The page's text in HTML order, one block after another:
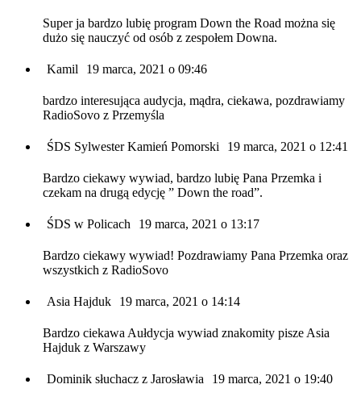
Super ja bardzo lubię program Down the Road można się
dużo się nauczyć od osób z zespołem Downa.
Kamil 19 marca, 2021 o 09:46
bardzo interesująca audycja, mądra, ciekawa, pozdrawiamy
RadioSovo z Przemyśla
ŚDS Sylwester Kamień Pomorski 19 marca, 2021 o 12:41
Bardzo ciekawy wywiad, bardzo lubię Pana Przemka i
czekam na drugą edycję ” Down the road”.
ŚDS w Policach 19 marca, 2021 o 13:17
Bardzo ciekawy wywiad! Pozdrawiamy Pana Przemka oraz
wszystkich z RadioSovo
Asia Hajduk 19 marca, 2021 o 14:14
Bardzo ciekawa Aułdycja wywiad znakomity pisze Asia
Hajduk z Warszawy
Dominik słuchacz z Jarosławia 19 marca, 2021 o 19:40